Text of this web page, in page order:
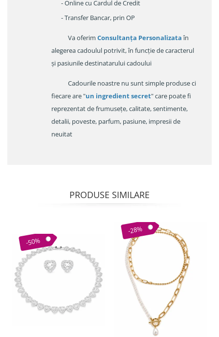
- Online cu Cardul de Credit
- Transfer Bancar, prin OP
Va oferim Consultanța Personalizataîn
alegerea cadoulul potrivit, în funcție de caracterul
și pasiunile destinatarului cadoului
Cadourile noastre nu sunt simple produse ci
fiecare are "un ingredient secret" care poate fi
reprezentat de frumusețe, calitate, sentimente,
detalii, poveste, parfum, pasiune, impresii de
neuitat
PRODUSE SIMILARE
-50%
-28%